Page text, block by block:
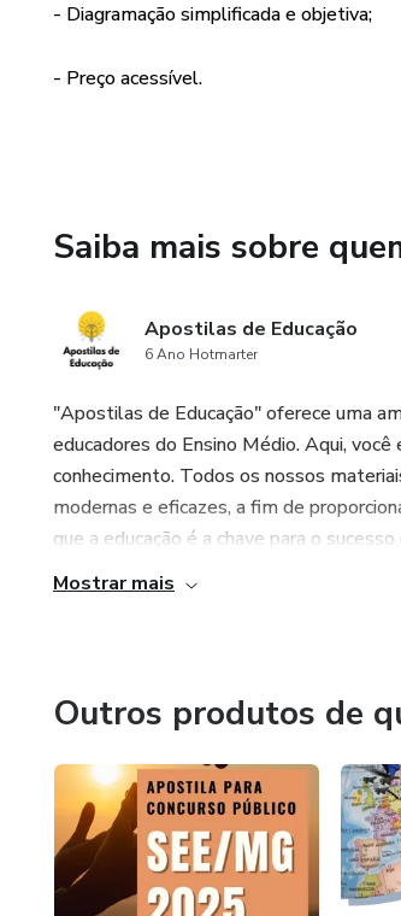
questões
sua turma.
- Diagramação simplificada e objetiva;
- Preço acessível.
Saiba mais sobre
Apostilas de Educação
6 Ano Hotmarter
"Apostilas de Educação" oferece uma
educadores do Ensino Médio. Aqui,
conhecimento. Todos os nossos
modernas e eficazes, a fim de
que a educação é a chave para o
Mostrar mais
Outros produtos de